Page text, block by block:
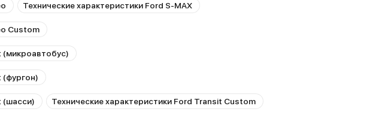
Технические характеристики Ford S-MAX
Custom
(микроавтобус)
(фургон)
(шасси) Технические характеристики Ford Transit Custom